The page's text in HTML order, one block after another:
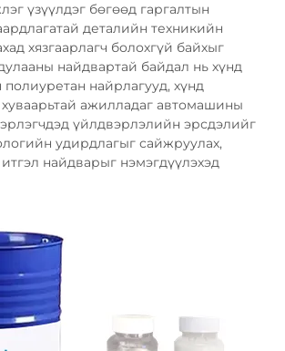
үзүүлдэг бөгөөд гаргалтын
деталийн техникийн
хязгаарлагч болохгүй байхыг
найдвартай байдал нь хүнд
найрлагууд, хүнд
ажилладаг автомашины
үйлдвэрлэлийн эрсдэлийг
удирдлагыг сайжруулах,
найдварыг нэмэгдүүлэхэд